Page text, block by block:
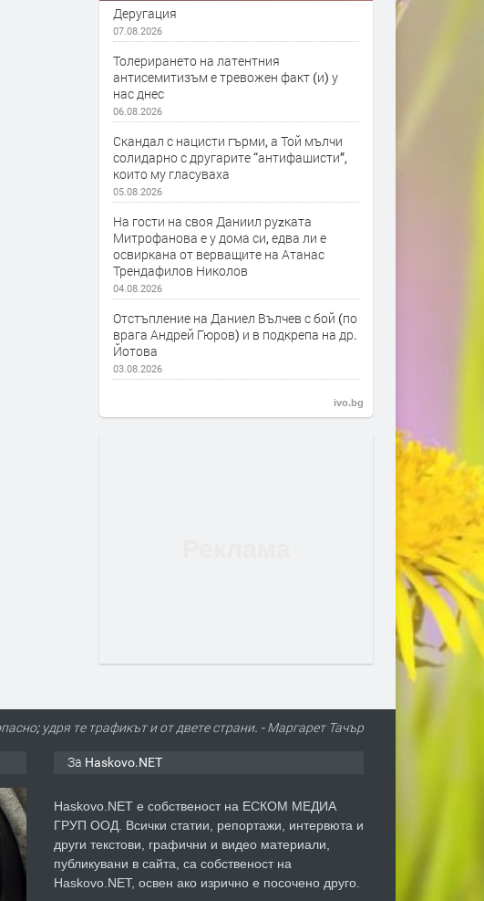
Деругация
07.08.2026
Толерирането на латентния
антисемитизъм е тревожен факт (и) у
нас днес
06.08.2026
Скандал с нацисти гърми, а Той мълчи
солидарно с другарите “антифашисти”,
които му гласуваха
05.08.2026
На гости на своя Даниил руzката
Митрофанова е у дома си, едва ли е
освиркана от верващите на Атанас
Трендафилов Николов
04.08.2026
Отстъпление на Даниел Вълчев с бой (по
врага Андрей Гюров) и в подкрепа на др.
Йотова
03.08.2026
ivo.bg
удря те трафикът и от двете страни. - Маргарет Тачър
За Haskovo.NET
Haskovo.NET е собственост на ЕСКОМ МЕДИА
ГРУП ООД. Всички статии, репортажи, интервюта и
други текстови, графични и видео материали,
публикувани в сайта, са собственост на
Haskovo.NET, освен ако изрично е посочено друго.